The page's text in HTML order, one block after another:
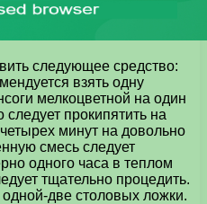
следующее средство:
взять одну
мелкоцветной на один
прокипятить на
минут на довольно
смесь следует
одного часа в теплом
тщательно процедить.
две столовых ложки.